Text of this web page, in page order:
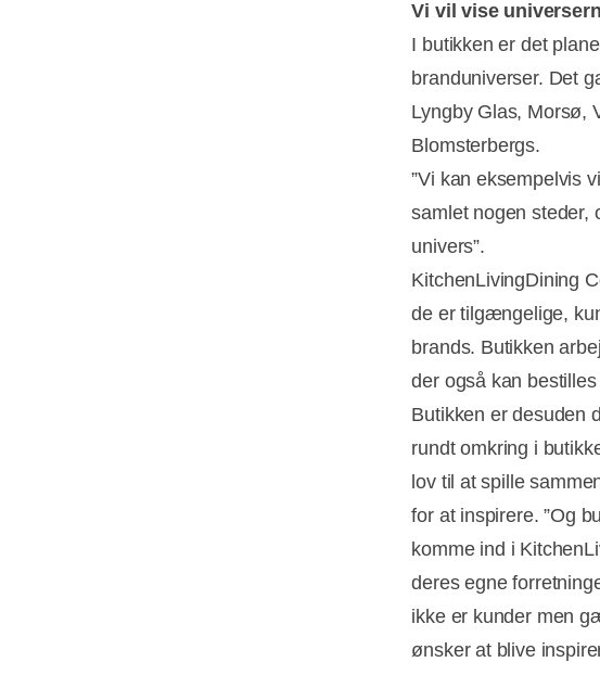
Vi vil vise
I butikken er det
branduniverser. Det
Lyngby Glas, Morsø,
Blomsterbergs.
”Vi kan eksempelvis
samlet nogen steder,
univers”.
KitchenLivingDining
de er tilgængelige,
brands. Butikken
der også kan
Butikken er desuden
rundt omkring i
lov til at spille
for at inspirere. ”Og
komme ind i
deres egne
ikke er kunder men
ønsker at blive